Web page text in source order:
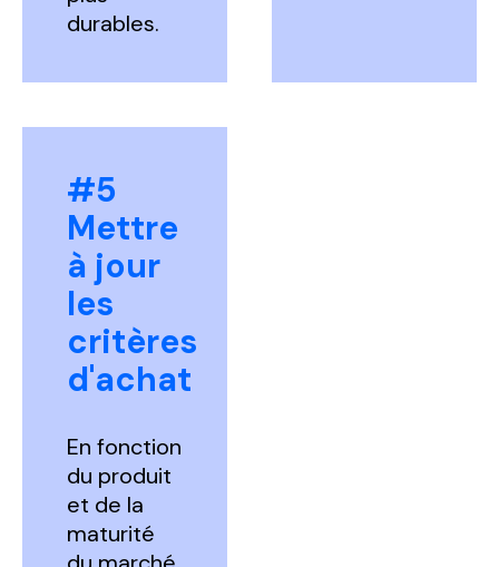
durables.
#5
Mettre
à jour
les
critères
d'achat
En fonction
du produit
et de la
maturité